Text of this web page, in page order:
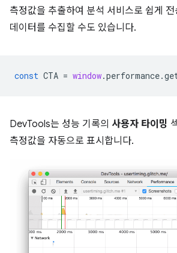
측정값을 추출하여 분석 서비스로 쉽게 전
데이터를 수집할 수도 있습니다.
const CTA = window.performance.
DevTools는 성능 기록의 사용자 타이밍
측정값을 자동으로 표시합니다.